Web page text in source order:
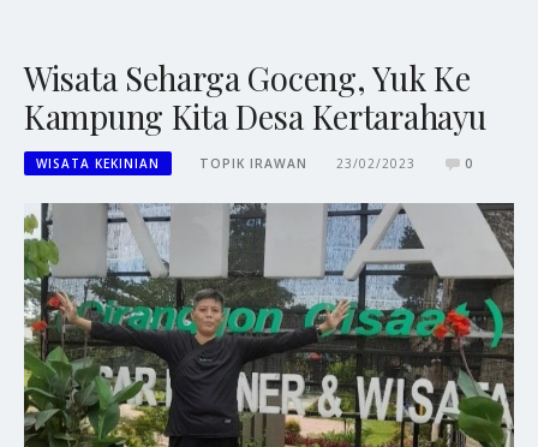
Wisata Seharga Goceng, Yuk Ke
Kampung Kita Desa Kertarahayu
WISATA KEKINIAN TOPIK IRAWAN 23/02/2023 0